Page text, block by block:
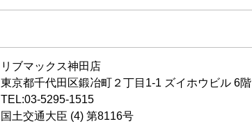
リブマックス神田店
東京都千代田区鍛冶町２丁目1-1 ズイホウビル 6階
TEL:03-5295-1515
国土交通大臣 (4) 第8116号